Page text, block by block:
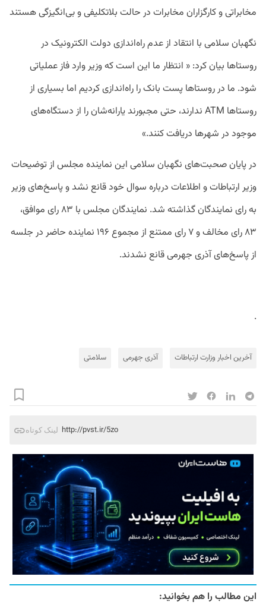
مخابراتی و کارگزاران مخابرات در حالت بلاتکلیفی و بی‌انگیزگی هستند
نگهبان سلامی با انتقاد از عدم راه‌اندازی دولت الکترونیک در
روستاها بیان کرد: « انتظار ما این است که وزیر وارد فاز عملیاتی
شود. ما در روستاها پست بانک را راه‌اندازی کردیم اما بسیاری از
روستاها ATM ندارند، حتی مجبورند یارانه‌شان را از دستگاه‌های
موجود در شهرها دریافت کنند.»
در پایان صحبت‌های نگهبان سلامی این نماینده مجلس از توضیحات
وزیر ارتباطات و اطلاعات درباره سوال خود قانع نشد و پاسخ‌های وزیر
به رای نمایندگان گذاشته شد. نمایندگان مجلس با ۸۳ رای موافق،
۸۳ رای مخالف و ۷ رای ممتنع از مجموع ۱۹۶ نماینده حاضر در جلسه
از پاسخ‌های آذری جهرمی قانع نشدند.
.
آخرین اخبار وزارت ارتباطات آذری جهرمی سلامتی
لینک کوتاه http://pvst.ir/5zo
این مطالب را هم بخوانید: